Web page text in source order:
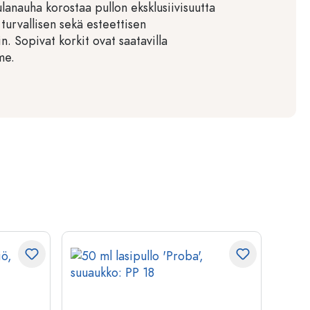
korostaa pullon eksklusiivisuutta
sekä esteettisen
Sopivat korkit ovat saatavilla